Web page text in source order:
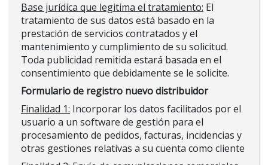
Base jurídica que legitima el tratamiento: El
tratamiento de sus datos está basado en la
prestación de servicios contratados y el
mantenimiento y cumplimiento de su solicitud.
Toda publicidad remitida estará basada en el
consentimiento que debidamente se le solicite.
Formulario de registro nuevo distribuidor
Finalidad 1: Incorporar los datos facilitados por el
usuario a un software de gestión para el
procesamiento de pedidos, facturas, incidencias y
otras gestiones relativas a su cuenta como cliente